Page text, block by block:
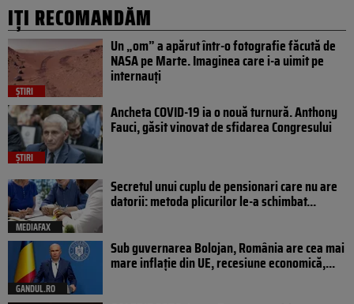
IȚI RECOMANDĂM
ȘTIRI
Un „om” a apărut într-o fotografie făcută de
NASA pe Marte. Imaginea care i-a uimit pe
internauți
ȘTIRI
Ancheta COVID-19 ia o nouă turnură. Anthony
Fauci, găsit vinovat de sfidarea Congresului
MEDIAFAX
Secretul unui cuplu de pensionari care nu are
datorii: metoda plicurilor le-a schimbat...
GANDUL.RO
Sub guvernarea Bolojan, România are cea mai
mare inflație din UE, recesiune economică,...